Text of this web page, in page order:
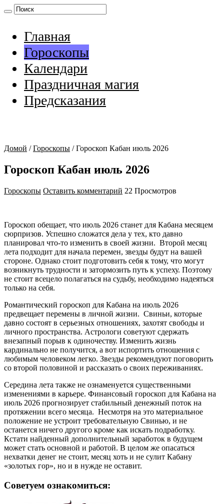
Главная
Гороскопы
Календари
Праздничная магия
Предсказания
Домой / Гороскопы / Гороскоп Кабан июль 2026
Гороскоп Кабан июль 2026
Гороскопы Оставить комментарий 22 Просмотров
Гороскоп обещает, что июль 2026 станет для Кабана месяцем
сюрпризов. Успешно сложатся дела у тех, кто давно
планировал что-то изменить в своей жизни. Второй месяц
лета подходит для начала перемен, звезды будут на вашей
стороне. Однако стоит подготовить себя к тому, что могут
возникнуть трудности и затормозить путь к успеху. Поэтому
не стоит всецело полагаться на судьбу, необходимо надеяться
только на себя.
Романтический гороскоп для Кабана на июль 2026
предвещает перемены в личной жизни. Свиньи, которые
давно состоят в серьезных отношениях, захотят свободы и
личного пространства. Астрологи советуют сдержать
внезапный порыв к одиночеству. Изменить жизнь
кардинально не получится, а вот испортить отношения с
любимым человеком легко. Звезды рекомендуют поговорить
со второй половиной и рассказать о своих переживаниях.
Середина лета также не ознаменуется существенными
изменениями в карьере. Финансовый гороскоп для Кабана на
июль 2026 прогнозирует стабильный денежный поток на
протяжении всего месяца. Несмотря на это материальное
положение не устроит требовательную Свинью, и не
останется ничего другого кроме как искать подработку.
Кстати найденный дополнительный заработок в будущем
может стать основной и работой. В целом же опасаться
нехватки денег не стоит, месяц хоть и не сулит Кабану
«золотых гор», но и в нужде не оставит.
Советуем ознакомиться: